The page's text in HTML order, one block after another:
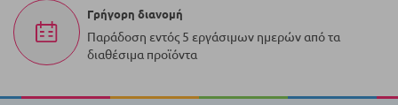
Γρήγορη διανομή
Παράδοση εντός 5 εργάσιμων ημερών από τα
διαθέσιμα προϊόντα